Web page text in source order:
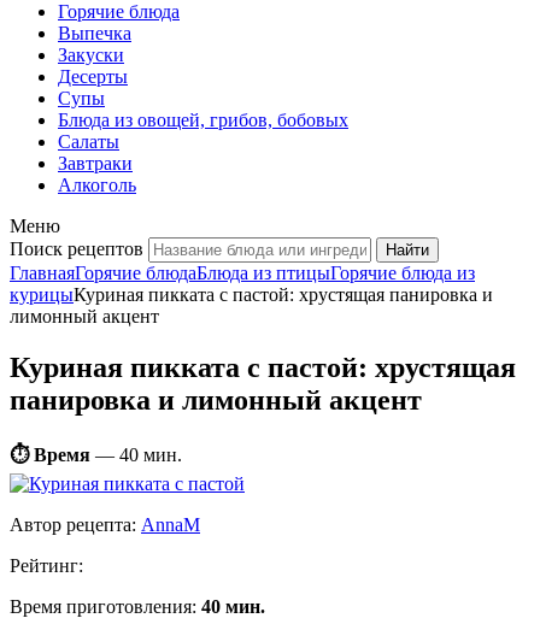
Горячие блюда
Выпечка
Закуски
Десерты
Супы
Блюда из овощей, грибов, бобовых
Салаты
Завтраки
Алкоголь
Меню
Поиск рецептов
ГлавнаяГорячие блюдаБлюда из птицыГорячие блюда из
курицыКуриная пикката с пастой: хрустящая панировка и
лимонный акцент
Куриная пикката с пастой: хрустящая
панировка и лимонный акцент
⏱ Время — 40 мин.
Автор рецепта: AnnaM
Рейтинг:
Время приготовления: 40 мин.